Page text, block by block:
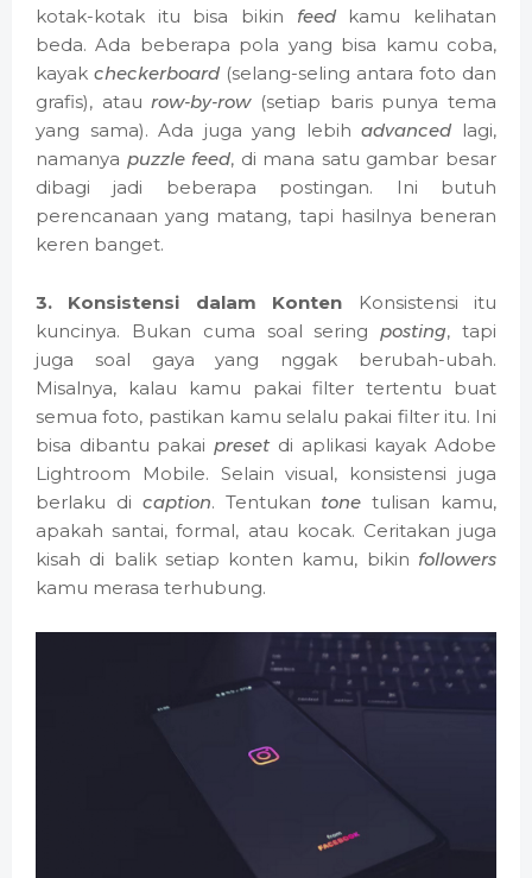
kotak-kotak itu bisa bikin feedkamu kelihatan
beda. Ada beberapa pola yang bisa kamu coba,
kayak checkerboard (selang-seling antara foto dan
grafis), ataurow-by-row(setiap baris punya tema
yang sama). Ada juga yang lebihadvanced lagi,
namanya puzzle feed, di mana satu gambar besar
dibagi jadi beberapa postingan. Ini butuh
perencanaan yang matang, tapi hasilnya beneran
keren banget.
3. Konsistensi dalam Konten Konsistensi itu
kuncinya. Bukan cuma soal seringposting, tapi
juga soal gaya yang nggak berubah-ubah.
Misalnya, kalau kamu pakai filter tertentu buat
semua foto, pastikan kamu selalu pakai filter itu. Ini
bisa dibantu pakaipreset di aplikasi kayak Adobe
Lightroom Mobile. Selain visual, konsistensi juga
berlaku di caption. Tentukan tone tulisan kamu,
apakah santai, formal, atau kocak. Ceritakan juga
kisah di balik setiap konten kamu, bikin followers
kamu merasa terhubung.